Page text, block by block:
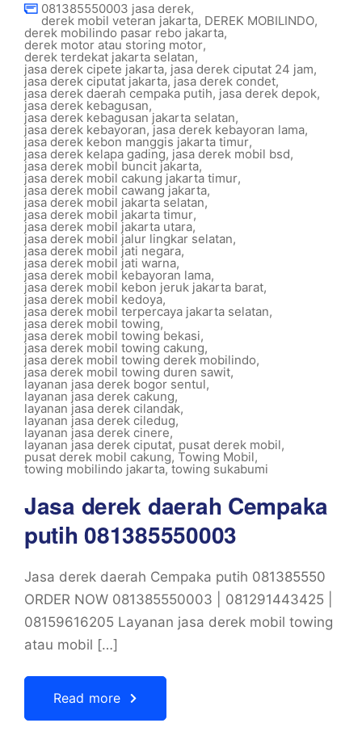
081385550003 jasa derek,
derek mobil veteran jakarta, DEREK MOBILINDO,
derek mobilindo pasar rebo jakarta,
derek motor atau storing motor,
derek terdekat jakarta selatan,
jasa derek cipete jakarta, jasa derek ciputat 24 jam,
jasa derek ciputat jakarta,jasa derek condet,
jasa derek daerah cempaka putih, jasa derek depok,
jasa derek kebagusan,
jasa derek kebagusan jakarta selatan,
jasa derek kebayoran,jasa derek kebayoran lama,
jasa derek kebon manggis jakarta timur,
jasa derek kelapa gading, jasa derek mobil bsd,
jasa derek mobil buncit jakarta,
jasa derek mobil cakung jakarta timur,
jasa derek mobil cawang jakarta,
jasa derek mobil jakarta selatan,
jasa derek mobil jakarta timur,
jasa derek mobil jakarta utara,
jasa derek mobil jalur lingkar selatan,
jasa derek mobil jati negara,
jasa derek mobil jati warna,
jasa derek mobil kebayoran lama,
jasa derek mobil kebon jeruk jakarta barat,
jasa derek mobil kedoya,
jasa derek mobil terpercaya jakarta selatan,
jasa derek mobil towing,
jasa derek mobil towing bekasi,
jasa derek mobil towing cakung,
jasa derek mobil towing derek mobilindo,
jasa derek mobil towing duren sawit,
layanan jasa derek bogor sentul,
layanan jasa derek cakung,
layanan jasa derek cilandak,
layanan jasa derek ciledug,
layanan jasa derek cinere,
layanan jasa derek ciputat, pusat derek mobil,
pusat derek mobil cakung, Towing Mobil,
towing mobilindo jakarta,towing sukabumi
Jasa derek daerah Cempaka
putih 081385550003
Jasa derek daerah Cempaka putih 081385550
ORDER NOW 081385550003 | 081291443425 |
08159616205 Layanan jasa derek mobil towing
atau mobil […]
Read more